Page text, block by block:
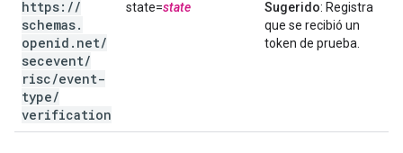
https: //
schemas.
openid . net/
secevent/
risc/event-
type/
verification
state=state Sugerido: Registra
que se recibió un
token de prueba.